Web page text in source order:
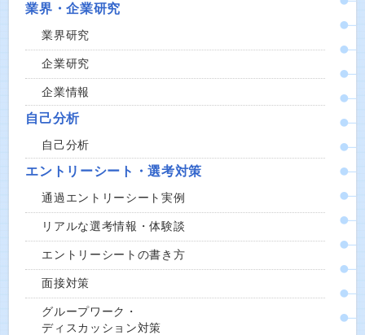
業界・企業研究
業界研究
企業研究
企業情報
自己分析
自己分析
エントリーシート・選考対策
通過エントリーシート実例
リアルな選考情報・体験談
エントリーシートの書き方
面接対策
グループワーク・
ディスカッション対策